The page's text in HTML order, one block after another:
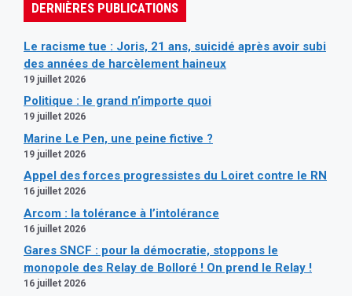
DERNIÈRES PUBLICATIONS
Le racisme tue : Joris, 21 ans, suicidé après avoir subi
des années de harcèlement haineux
19 juillet 2026
Politique : le grand n’importe quoi
19 juillet 2026
Marine Le Pen, une peine fictive ?
19 juillet 2026
Appel des forces progressistes du Loiret contre le RN
16 juillet 2026
Arcom : la tolérance à l’intolérance
16 juillet 2026
Gares SNCF : pour la démocratie, stoppons le
monopole des Relay de Bolloré ! On prend le Relay !
16 juillet 2026